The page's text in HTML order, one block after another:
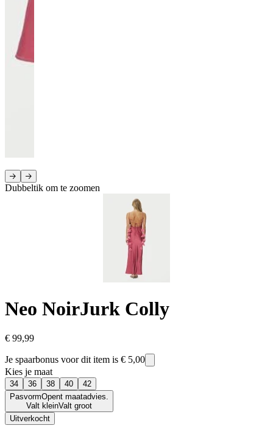
Dubbeltik om te zoomen
Neo NoirJurk Colly
€ 99,99
Je spaarbonus voor dit item is € 5,00
Kies je maat
34 36 38 40
42
PasvormOpent maatadvies.
Valt kleinValt groot
Uitverkocht